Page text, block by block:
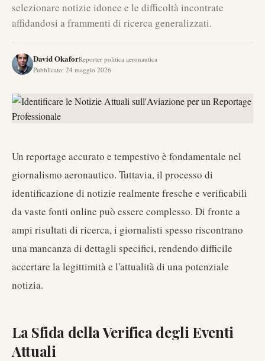
selezionare notizie idonee e le difficoltà incontrate
affidandosi a frammenti di ricerca generalizzati.
David OkaforReporter politica aeronautica
Pubblicato: 24 maggio 2026
Un reportage accurato e tempestivo è fondamentale nel
giornalismo aeronautico. Tuttavia, il processo di
identificazione di notizie realmente fresche e verificabili
da vaste fonti online può essere complesso. Di fronte a
ampi risultati di ricerca, i giornalisti spesso riscontrano
una mancanza di dettagli specifici, rendendo difficile
accertare la legittimità e l'attualità di una potenziale
notizia.
La Sfida della Verifica degli Eventi
Attuali